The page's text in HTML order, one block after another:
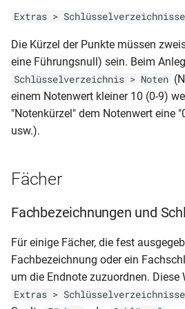
MVP-RS-AS.prt
MVP-RS-HJZ
MVP-RS-ÜZ
RLP-GS-HJZ_JZ (3. und 4.
Klassen-2 seitig dynamisch
2012)
RLP-GS-HJZ (3. und 4.
RLP-GS-HJZ (2. Klasse)
RLP-GS-AZ
RLP-GS-AZ (3. und 4. Klasse -
RLP-GS-AZ (3. und 4. Klasse -
Schülerliste (Prüfungsfächer
Schülerliste (Prüfungsfächer
Qualifikationskarte)
Schülerliste (Tagebuch mit
Betrieben)
Berufen mit Wohnort)
Schülerliste (gruppiert nach
Schülerliste (gruppiert nach
Betrieben)
Klassenliste mit
Summendaten
Klassenliste mit
Wahlpflichtfächern
Klassenliste mit
(Schülersumme nach
Notenübersicht Endnoten
unterschiedlich
Extras >
Die Kürzel der Punkte müssen
eine Führungsnull) sein. Beim
Schlüsselverzeichnis > Noten
einem Notenwert kleiner 10 (0-9)
"Notenkürzel" dem Notenwert eine
usw.).
Fächer
Fachbezeichnungen und
Für einige Fächer, die fest
Fachbezeichnung oder ein
um die Endnote zuzuordnen. Diese
Extras >